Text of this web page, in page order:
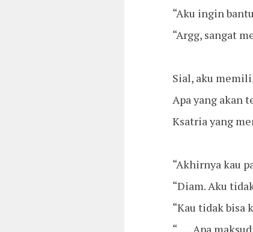
“Aku ingin
“Argg, sangat
Sial, aku
Apa yang akan
Ksatria yang
“Akhirnya kau
“Diam. Aku
“Kau tidak bisa
“...... Apa